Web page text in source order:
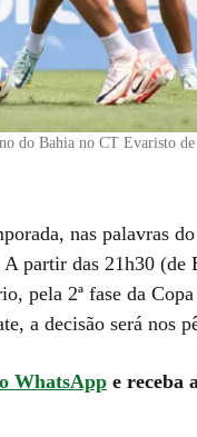
do Bahia no CT Evaristo
nas palavras
partir das 21h30
pela 2ª fase da
a decisão será nos
WhatsApp e receba